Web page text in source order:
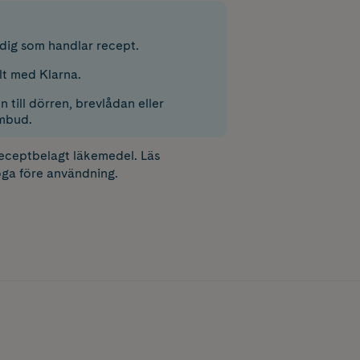
som handlar recept.
med Klarna.
till dörren, brevlådan eller
läkemedel. Läs
före användning.